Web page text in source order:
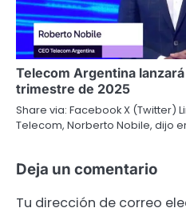
Telecom Argentina
trimestre de 2025
Share via: Facebook X (Twitter)
Telecom, Norberto Nobile, dijo
Deja un comentario
Tu dirección de correo